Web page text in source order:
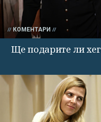
КОМЕНТАРИ
Ще подарите ли